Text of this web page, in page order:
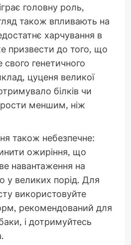
головну роль,
також впливають на
харчування в
призвести до того, що
генетичного
цуценя великої
білків чи
меншим, ніж
також небезпечне:
ожиріння, що
навантаження на
у великих порід. Для
використовуйте
рекомендований для
і дотримуйтесь